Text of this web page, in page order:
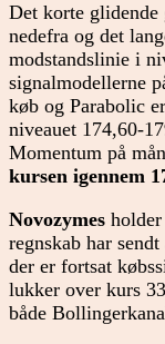
Det korte glidende
nedefra og det
modstandslinie i
signalmodellerne
køb og Parabolic
niveauet 174,60-
Momentum på
kursen igennem
Novozymes holder
regnskab har
der er fortsat
lukker over kurs
både